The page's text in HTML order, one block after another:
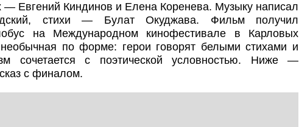
— Евгений Киндинов и Елена Коренева. Музыку написал
стихи — Булат Окуджава. Фильм получил
на Международном кинофестивале в Карловых
по форме: герои говорят белыми стихами и
сочетается с поэтической условностью. Ниже —
с финалом.